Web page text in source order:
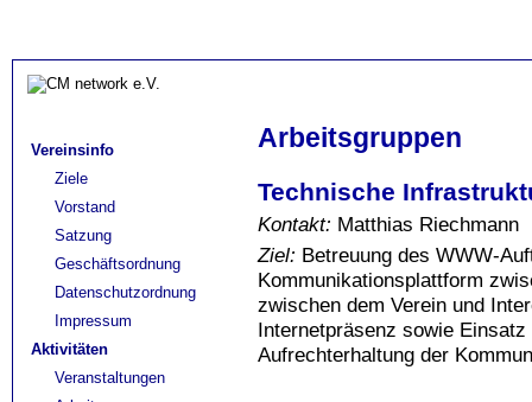
Vereinsinfo
Ziele
Vorstand
Satzung
Geschäftsordnung
Datenschutzordnung
Impressum
Aktivitäten
Veranstaltungen
Arbeitsgruppen
Technische
Kontakt: Matthias Riechmann
Ziel: Betreuung des WWW-
Kommunikationsplattform
zwischen dem Verein und
Internetpräsenz sowie
Aufrechterhaltung der